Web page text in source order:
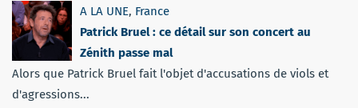
A LA UNE, France
Patrick Bruel : ce détail sur son concert au
Zénith passe mal
Alors que Patrick Bruel fait l'objet d'accusations de viols et
d'agressions...